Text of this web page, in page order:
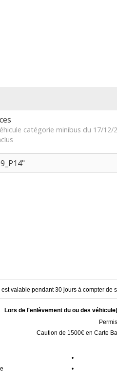
catégorie minibus du 17/12/
valable pendant 30 jours à compter de
Lors de l'enlèvement du ou des
Caution de 1500€ en Carte
•
•